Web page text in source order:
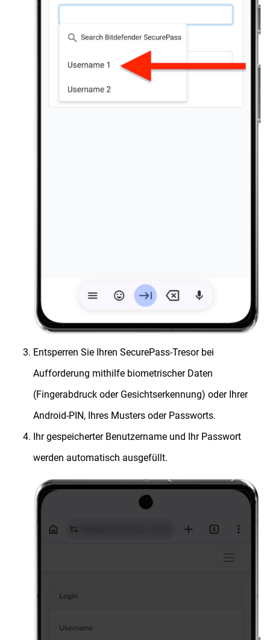
Entsperren Sie Ihren SecurePass-Tresor bei
Aufforderung mithilfe biometrischer Daten
(Fingerabdruck oder Gesichtserkennung) oder Ihrer
Android-PIN, Ihres Musters oder Passworts.
Ihr gespeicherter Benutzername und Ihr Passwort
werden automatisch ausgefüllt.